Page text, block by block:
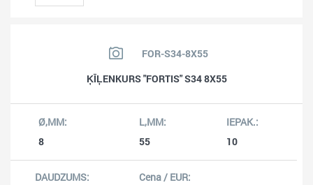
FOR-S34-8X55
ĶĪĻENKURS "FORTIS" S34 8X55
8 55 10